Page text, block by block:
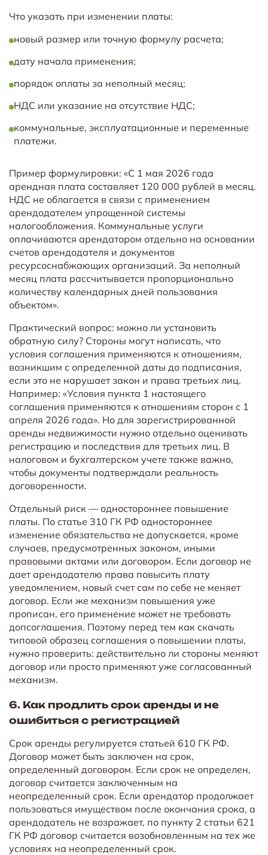
Что указать при изменении платы:
новый размер или точную формулу расчета;
дату начала применения;
порядок оплаты за неполный месяц;
НДС или указание на отсутствие НДС;
коммунальные, эксплуатационные и переменные
платежи.
Пример формулировки: «С 1 мая 2026 года
арендная плата составляет 120 000 рублей в месяц.
НДС не облагается в связи с применением
арендодателем упрощенной системы
налогообложения. Коммунальные услуги
оплачиваются арендатором отдельно на основании
счетов арендодателя и документов
ресурсоснабжающих организаций. За неполный
месяц плата рассчитывается пропорционально
количеству календарных дней пользования
объектом».
Практический вопрос: можно ли установить
обратную силу? Стороны могут написать, что
условия соглашения применяются к отношениям,
возникшим с определенной даты до подписания,
если это не нарушает закон и права третьих лиц.
Например: «Условия пункта 1 настоящего
соглашения применяются к отношениям сторон с 1
апреля 2026 года». Но для зарегистрированной
аренды недвижимости нужно отдельно оценивать
регистрацию и последствия для третьих лиц. В
налоговом и бухгалтерском учете также важно,
чтобы документы подтверждали реальность
договоренности.
Отдельный риск — одностороннее повышение
платы. По статье 310 ГК РФ одностороннее
изменение обязательства не допускается, кроме
случаев, предусмотренных законом, иными
правовыми актами или договором. Если договор не
дает арендодателю права повысить плату
уведомлением, новый счет сам по себе не меняет
договор. Если же механизм повышения уже
прописан, его применение может не требовать
допсоглашения. Поэтому перед тем как скачать
типовой образец соглашения о повышении платы,
нужно проверить: действительно ли стороны меняют
договор или просто применяют уже согласованный
механизм.
6. Как продлить срок аренды и не
ошибиться с регистрацией
Срок аренды регулируется статьей 610 ГК РФ.
Договор может быть заключен на срок,
определенный договором. Если срок не определен,
договор считается заключенным на
неопределенный срок. Если арендатор продолжает
пользоваться имуществом после окончания срока, а
арендодатель не возражает, по пункту 2 статьи 621
ГК РФ договор считается возобновленным на тех же
условиях на неопределенный срок.